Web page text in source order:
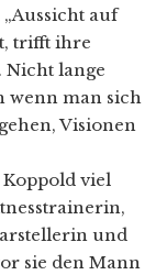
auf
trifft ihre
Nicht lange
wenn man sich
Visionen
viel
und
sie den Mann